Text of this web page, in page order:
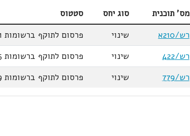
מס' תוכנית סוג יחס
סטטוס
רש/210א
שינוי
פרסום לתוקף ברשומות 18.03.71
רש/422
שינוי
פרסום לתוקף ברשומות 24.07.75
רש/779
שינוי פרסום לתוקף ברשומות 26.01.99